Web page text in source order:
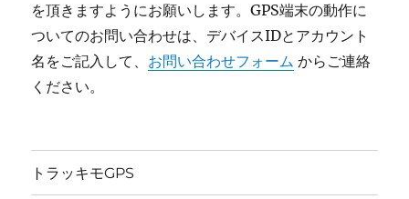
を頂きますようにお願いします。GPS端末の動作に
ついてのお問い合わせは、デバイスIDとアカウント
名をご記入して、 お問い合わせフォーム からご連絡
ください。
トラッキモGPS